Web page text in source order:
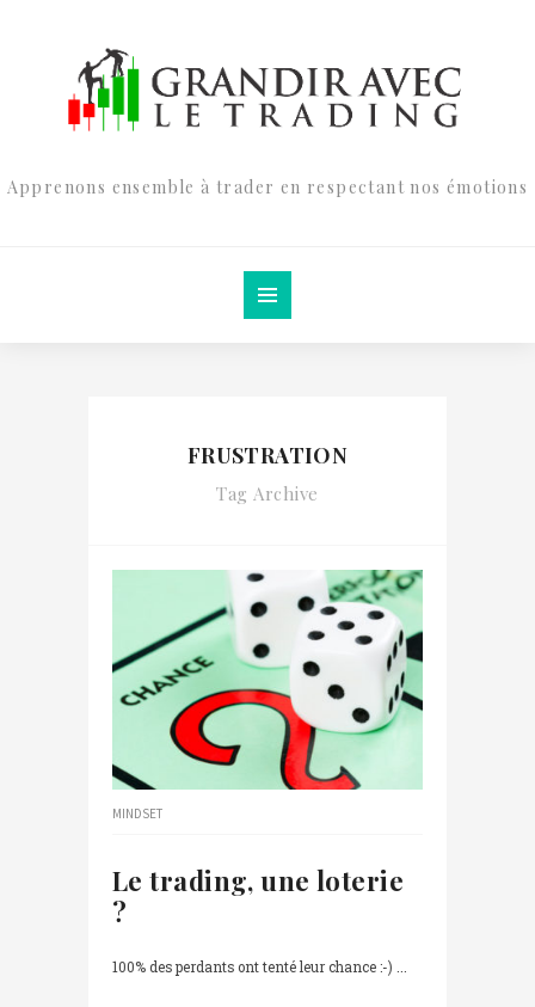
Apprenons ensemble à trader en respectant nos émotions
FRUSTRATION
Tag Archive
MINDSET
Le trading, une loterie
?
100% des perdants ont tenté leur chance :-) ...